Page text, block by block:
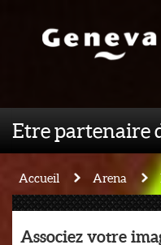
Etre partenaire
Accueil Arena
Associez votre